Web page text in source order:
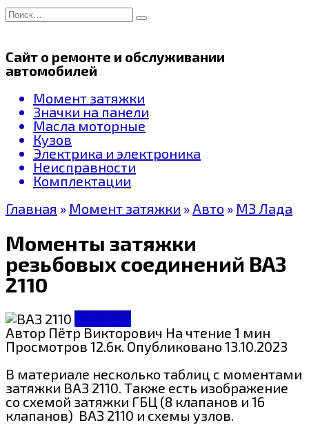
Перейти
к
Search
for:
Сайт о ремонте и обслуживании
автомобилей
Момент затяжки
Значки на панели
Масла моторные
Кузов
Электрика и электроника
Неисправности
Комплектации
Главная » Момент затяжки » Авто » МЗ Лада
Моменты затяжки
резьбовых соединений ВАЗ
2110
МЗ Лада
Автор Пётр Викторович На чтение 1 мин
Просмотров 12.6к. Опубликовано 13.10.2023
В материале несколько таблиц с моментами
затяжки ВАЗ 2110. Также есть изображение
со схемой затяжки ГБЦ (8 клапанов и 16
клапанов) ВАЗ 2110 и схемы узлов.